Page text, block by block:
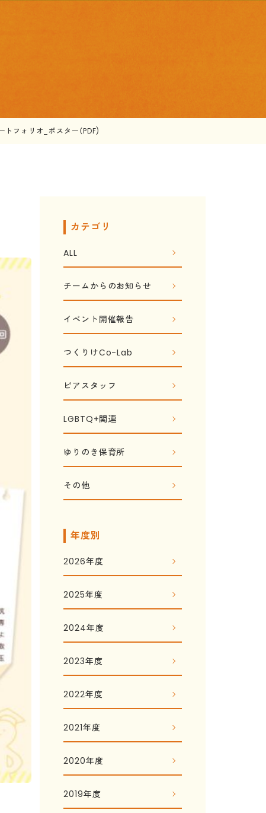
トフォリオ_ポスター（PDF)
カテゴリ
ALL
チームからのお知らせ
イベント開催報告
つくりけCo-Lab
ピアスタッフ
LGBTQ+関連
ゆりのき保育所
その他
年度別
2026年度
2025年度
2024年度
2023年度
2022年度
2021年度
2020年度
2019年度